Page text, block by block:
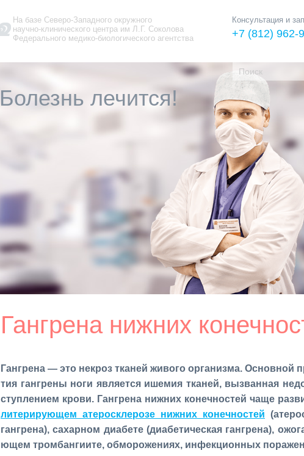
На базе Северо-Западного окружного
научно-клинического центра им Л.Г. Соколова
Федерального медико-биологического агентства
Консультация и
+7 (812) 962-
Болезнь лечится!
Гангрена нижних
Ган­гре­на — это некроз тка­ней жи­во­го ор­га­низ­ма. Ос­нов­ной
тия ган­гре­ны но­ги яв­ля­ет­ся ише­мия тка­ней, вы­зван­ная
ступ­ле­ни­ем кро­ви. Ган­гре­на ниж­них ко­неч­но­стей ча­ще
ли­те­ри­ру­ю­щем ате­ро­скле­ро­зе ниж­них ко­неч­но­стей
ган­гре­на), са­хар­ном диа­бе­те (диа­бе­ти­че­ская ган­гре­на),
ю­щем тром­бан­ги­и­те, об­мо­ро­же­ни­ях, ин­фек­ци­он­ных